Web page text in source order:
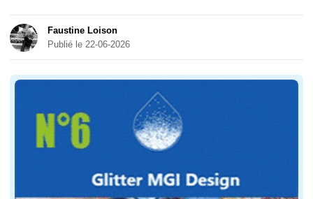
Faustine Loison
Publié le 22-06-2026